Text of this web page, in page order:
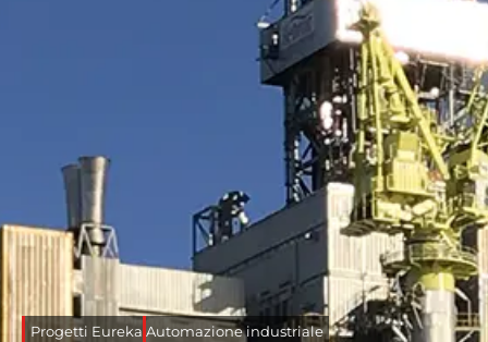
Progetti Eureka Automazione industriale